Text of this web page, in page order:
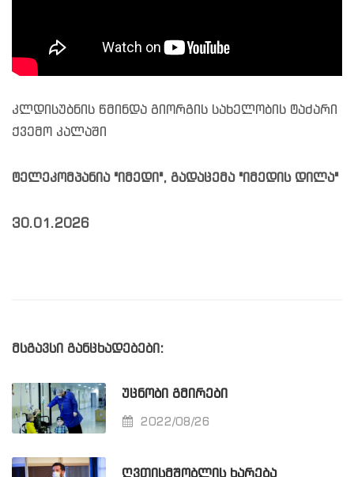
კლდისუბნის წმინდა გიორგის სახელობის ტაძარი
ქვემო კალაში
ტელეკომპანია "იმედი", გადაცემა "იმედის დილა"
30.01.2026
მსგავსი განცხადებები:
ᲣᲪᲜᲝᲑᲘ ᲒᲛᲘᲠᲔᲑᲘ
2022/08/26